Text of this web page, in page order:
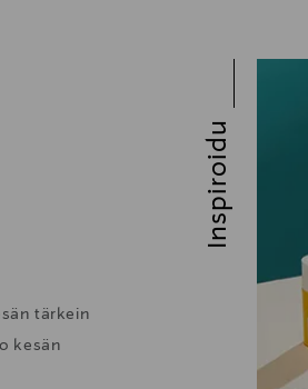
tärkein
kesän
Inspiroidu